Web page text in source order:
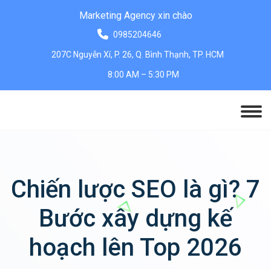
Marketing Agency xin chào
0985204646
207C Nguyễn Xí, P. 26, Q. Bình Thạnh, TP. HCM
8:00 AM – 5:30 PM
Chiến lược SEO là gì? 7
Bước xây dựng kế
hoạch lên Top 2026